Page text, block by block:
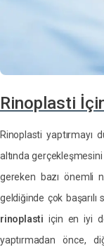
Rinoplasti
Rinoplasti yaptırmayı
altında
gereken bazı önemli
geldiğinde çok başarılı
rinoplasti için en iyi
yaptırmadan önce,